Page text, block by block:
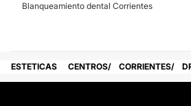
Blanqueamiento dental Corrientes
ESTETICAS CENTROS CORRIENTES